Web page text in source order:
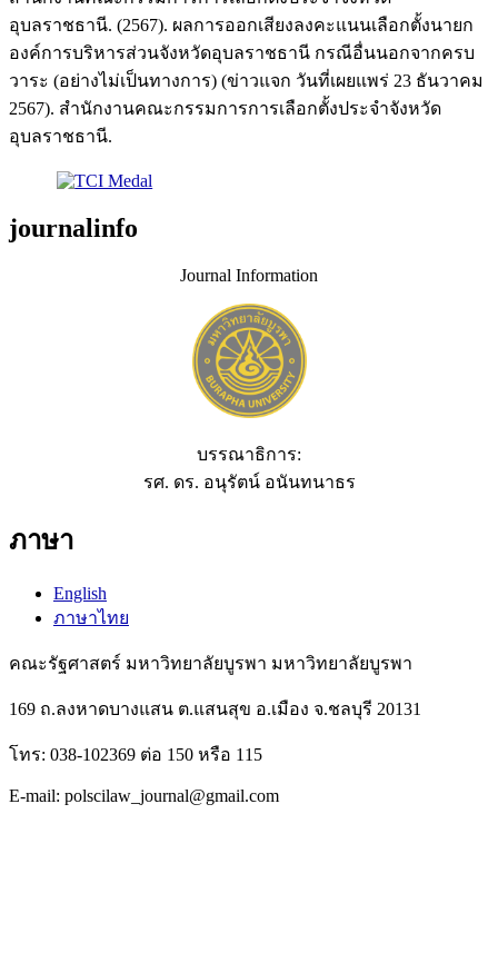
อุบลราชธานี. (2567). ผลการออกเสียงลงคะแนนเลือกตั้งนายก
องค์การบริหารส่วนจังหวัดอุบลราชธานี กรณีอื่นนอกจากครบ
วาระ (อย่างไม่เป็นทางการ) (ข่าวแจก วันที่เผยแพร่ 23 ธันวาคม
2567). สำนักงานคณะกรรมการการเลือกตั้งประจำจังหวัด
อุบลราชธานี.
journalinfo
Journal Information
บรรณาธิการ:
รศ. ดร. อนุรัตน์ อนันทนาธร
ภาษา
English
ภาษาไทย
คณะรัฐศาสตร์ มหาวิทยาลัยบูรพา มหาวิทยาลัยบูรพา
169 ถ.ลงหาดบางแสน ต.แสนสุข อ.เมือง จ.ชลบุรี 20131
โทร: 038-102369 ต่อ 150 หรือ 115
E-mail: polscilaw_journal@gmail.com